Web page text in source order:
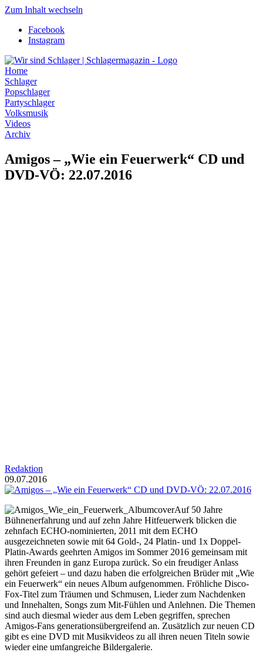
Zum Inhalt wechseln
Facebook
Instagram
Home
Schlager
Popschlager
Partyschlager
Volksmusik
Videos
Archiv
Amigos – „Wie ein Feuerwerk“ CD und
DVD-VÖ: 22.07.2016
Redaktion
09.07.2016
Auf 50 Jahre
Bühnenerfahrung und auf zehn Jahre Hitfeuerwerk blicken die
zehnfach ECHO-nominierten, 2011 mit dem ECHO
ausgezeichneten sowie mit 64 Gold-, 24 Platin- und 1x Doppel-
Platin-Awards geehrten Amigos im Sommer 2016 gemeinsam mit
ihren Freunden in ganz Europa zurück. So ein freudiger Anlass
gehört gefeiert – und dazu haben die erfolgreichen Brüder mit „Wie
ein Feuerwerk“ ein neues Album aufgenommen. Fröhliche Disco-
Fox-Titel zum Träumen und Schmusen, Lieder zum Nachdenken
und Innehalten, Songs zum Mit-Fühlen und Anlehnen. Die Themen
sind auch diesmal wieder aus dem Leben gegriffen, sprechen
Amigos-Fans generationsübergreifend an. Zusätzlich zur neuen CD
gibt es eine DVD mit Musikvideos zu all ihren neuen Titeln sowie
wieder eine umfangreiche Bildergalerie.